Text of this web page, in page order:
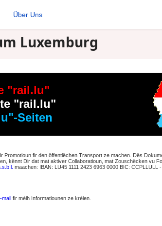
Über Uns
Luxemburg